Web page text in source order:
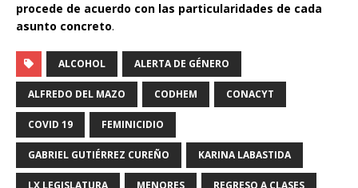
procede de acuerdo con las particularidades de cada
asunto concreto.
ALCOHOL ALERTA DE GÉNERO
ALFREDO DEL MAZO CODHEM CONACYT
COVID 19 FEMINICIDIO
GABRIEL GUTIÉRREZ CUREÑO KARINA LABASTIDA